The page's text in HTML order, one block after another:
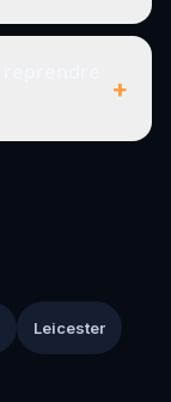
+
Leicester